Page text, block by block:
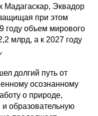
Мадагаскар, Эквадор
при этом
году объем мирового
млрд, а к 2027 году
долгий путь от
осознанному
о природе,
образовательную